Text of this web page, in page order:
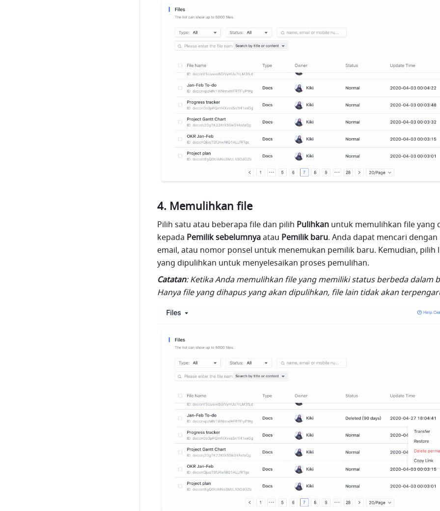
Memulihkan file
Pilih satu atau beberapa file dan pilih Pulihkan untuk memulihkan file yang
kepada Pemilik sebelumnya atau Pemilik baru. Anda dapat mencari dengan
email, atau nomor ponsel untuk menemukan pemilik baru. Kemudian, pilih
yang dipulihkan untuk menyelesaikan proses pemulihan.
Catatan: Ketika Anda memulihkan file yang memiliki status berbeda dalam
Hanya file yang dihapus yang akan dipulihkan, file lain tidak akan